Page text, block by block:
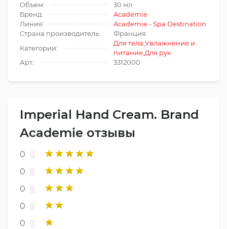
Объем:
30 мл
Бренд:
Academie
Линия:
Academie - Spa Destination
Страна производитель:
Франция
Категории:
Для тела,Увлажнение и
питание,Для рук
Арт.:
3312000
Imperial Hand Cream. Brand
Academie отзывы
0
0
0
0
0